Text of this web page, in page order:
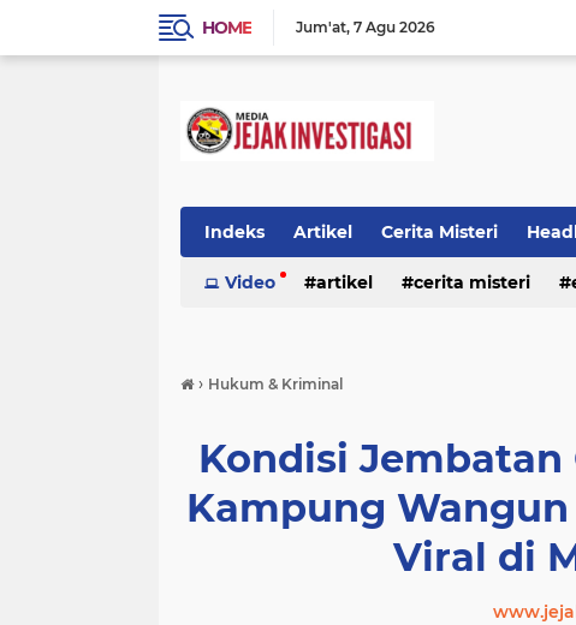
HOME Jum'at 7 Agu 2026
Indeks Artikel Cerita Misteri
Prestasi Ragam Info Seputar Daerah
Video artikel cerita misteri
› Hukum & Kriminal
Kondisi Jembatan
Kampung
Viral di